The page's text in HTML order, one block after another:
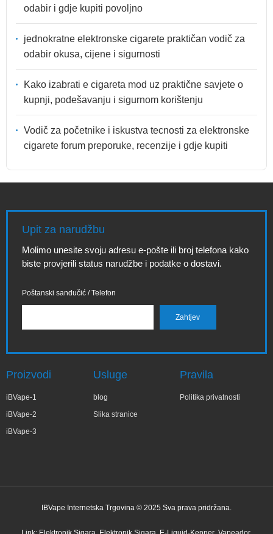
odabir i gdje kupiti povoljno
jednokratne elektronske cigarete praktičan vodič za
odabir okusa, cijene i sigurnosti
Kako izabrati e cigareta mod uz praktične savjete o
kupnji, podešavanju i sigurnom korištenju
Vodič za početnike i iskustva tecnosti za elektronske
cigarete forum preporuke, recenzije i gdje kupiti
Upit za narudžbu
Molimo unesite svoju adresu e-pošte ili broj telefona kako
biste provjerili status narudžbe i podatke o dostavi.
Poštanski sandučić / Telefon
Proizvodi
iBVape-1
iBVape-2
iBVape-3
Usluge
blog
Slika stranice
Pravila
Politika privatnosti
IBVape Internetska Trgovina © 2025 Sva prava pridržana.
✕
Zo***ia